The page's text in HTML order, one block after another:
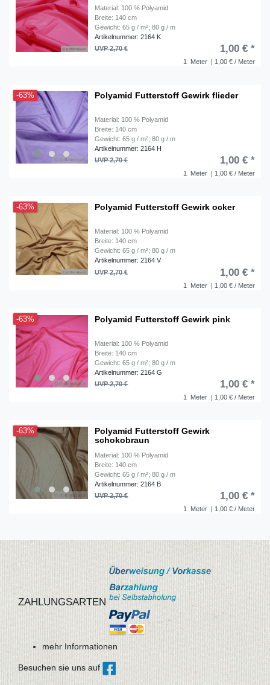
Material: 100 % Polyamid
Breite: 140 cm
Gewicht: 65 g / m²; 80 g / m
Artikelnummer: 2164 K
1 Meter | 1,00 € / Meter
UVP 2,70 € 1,00 € *
-63% Polyamid Futterstoff Gewirk flieder
Material: 100 % Polyamid
Breite: 140 cm
Gewicht: 65 g / m²; 80 g / m
Artikelnummer: 2164 H
1 Meter | 1,00 € / Meter
UVP 2,70 € 1,00 € *
-63% Polyamid Futterstoff Gewirk ocker
Material: 100 % Polyamid
Breite: 140 cm
Gewicht: 65 g / m²; 80 g / m
Artikelnummer: 2164 V
1 Meter | 1,00 € / Meter
UVP 2,70 € 1,00 € *
-63% Polyamid Futterstoff Gewirk pink
Material: 100 % Polyamid
Breite: 140 cm
Gewicht: 65 g / m²; 80 g / m
Artikelnummer: 2164 G
1 Meter | 1,00 € / Meter
UVP 2,70 € 1,00 € *
-63%
Polyamid Futterstoff Gewirk
schokobraun
Material: 100 % Polyamid
Breite: 140 cm
Gewicht: 65 g / m²; 80 g / m
Artikelnummer: 2164 B
1 Meter | 1,00 € / Meter
UVP 2,70 € 1,00 € *
ZAHLUNGSARTEN
mehr Informationen
Besuchen sie uns auf